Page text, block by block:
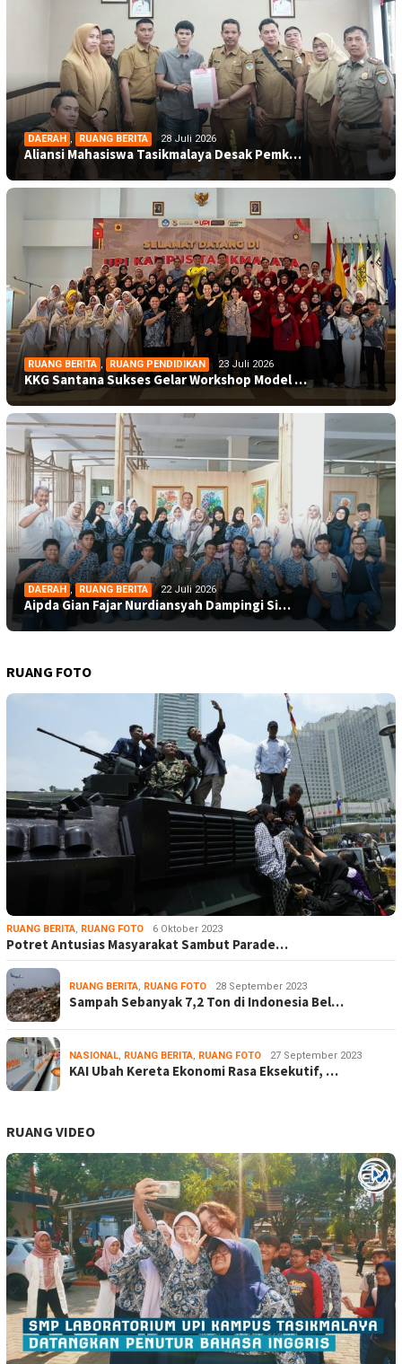
DAERAH , RUANG BERITA 28 Juli 2026
Aliansi Mahasiswa Tasikmalaya Desak Pemk…
RUANG BERITA , RUANG PENDIDIKAN 23 Juli 2026
KKG Santana Sukses Gelar Workshop Model …
DAERAH , RUANG BERITA 22 Juli 2026
Aipda Gian Fajar Nurdiansyah Dampingi Si…
RUANG FOTO
RUANG BERITA, RUANG FOTO 6 Oktober 2023
Potret Antusias Masyarakat Sambut Parade…
RUANG BERITA, RUANG FOTO 28 September 2023
Sampah Sebanyak 7,2 Ton di Indonesia Bel…
NASIONAL, RUANG BERITA, RUANG FOTO 27 September 2023
KAI Ubah Kereta Ekonomi Rasa Eksekutif, …
RUANG VIDEO